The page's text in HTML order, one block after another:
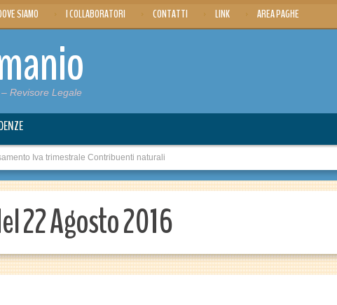
SIAMO I COLLABORATORI CONTATTI LINK AREA PAGHE
Revisore Legale
Iva trimestrale Contribuenti naturali
22 Agosto 2016